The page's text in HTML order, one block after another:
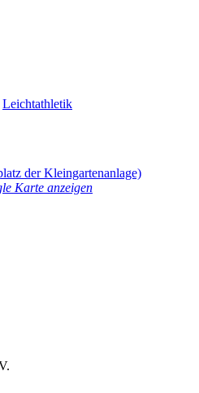
Leichtathletik
der Kleingartenanlage)
Karte anzeigen